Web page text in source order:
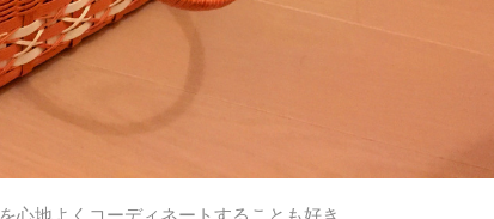
心地よくコーディネートすることも好き。